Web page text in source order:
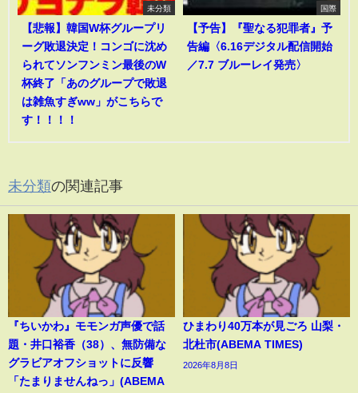
未分類
【悲報】韓国W杯グループリ
ーグ敗退決定！コンゴに沈め
られてソンフンミン最後のW
杯終了「あのグループで敗退
は雑魚すぎww」がこちらで
す！！！！
国際
【予告】『聖なる犯罪者』予
告編〈6.16デジタル配信開始
／7.7 ブルーレイ発売〉
未分類の関連記事
『ちいかわ』モモンガ声優で話
題・井口裕香（38）、無防備な
グラビアオフショットに反響
「たまりませんねっ」(ABEMA
ひまわり40万本が見ごろ 山梨・
北杜市(ABEMA TIMES)
2026年8月8日